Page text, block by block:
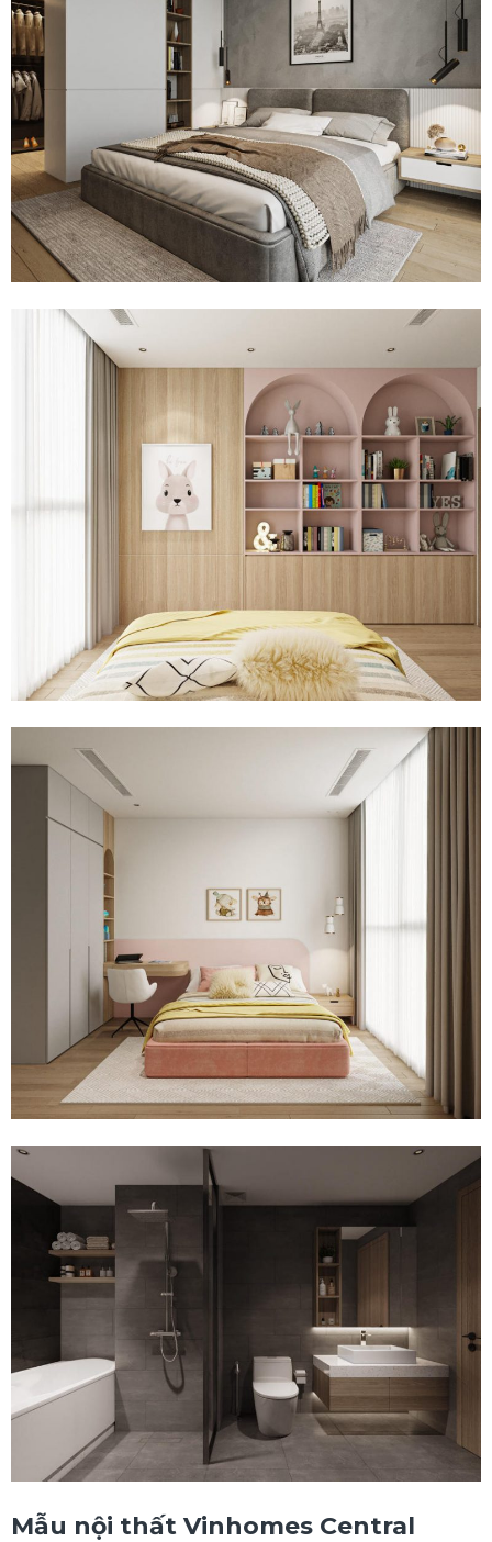
Mẫu nội thất Vinhomes Central